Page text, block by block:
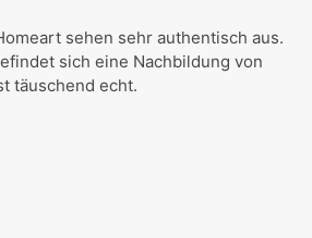
sehen sehr authentisch aus.
sich eine Nachbildung von
täuschend echt.